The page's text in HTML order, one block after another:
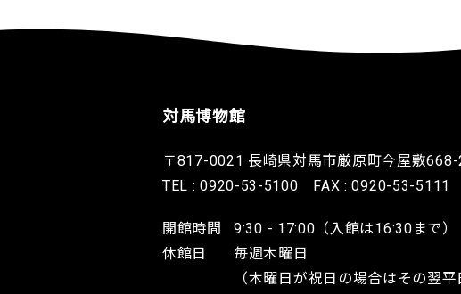
対馬博物館
〒817-0021 長崎県対馬市厳原町今屋敷668-
TEL : 0920-53-5100 FAX : 0920-53-5111
開館時間
9:30 - 17:00（入館は16:30まで）
休館日
毎週木曜日
（木曜日が祝日の場合はその翌平